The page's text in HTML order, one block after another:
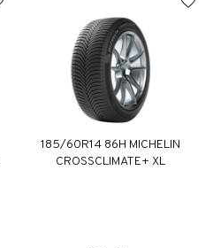
185/60R14 86H MICHELIN
CROSSCLIMATE+ XL